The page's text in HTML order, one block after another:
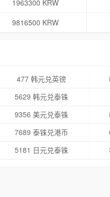
1963300 KRW
9816500 KRW
477 韩元兑英镑
5629 韩元兑泰铢
9356 美元兑泰铢
7689 泰铢兑港币
5181 日元兑泰铢